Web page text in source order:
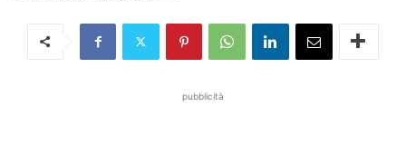
pubblicità